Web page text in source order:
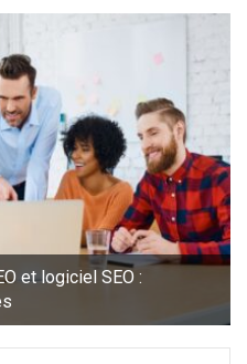
et logiciel SEO :